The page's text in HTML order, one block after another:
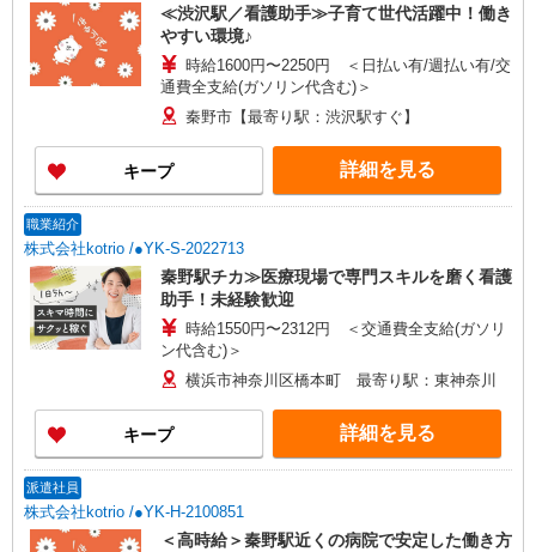
≪渋沢駅／看護助手≫子育て世代活躍中！働き
やすい環境♪
時給1600円〜2250円 ＜日払い有/週払い有/交
通費全支給(ガソリン代含む)＞
秦野市【最寄り駅：渋沢駅すぐ】
キープ 詳細を見る
職業紹介
株式会社kotrio /●YK-S-2022713
秦野駅チカ≫医療現場で専門スキルを磨く看護
助手！未経験歓迎
時給1550円〜2312円 ＜交通費全支給(ガソリ
ン代含む)＞
横浜市神奈川区橋本町 最寄り駅：東神奈川
キープ 詳細を見る
派遣社員
株式会社kotrio /●YK-H-2100851
＜高時給＞秦野駅近くの病院で安定した働き方